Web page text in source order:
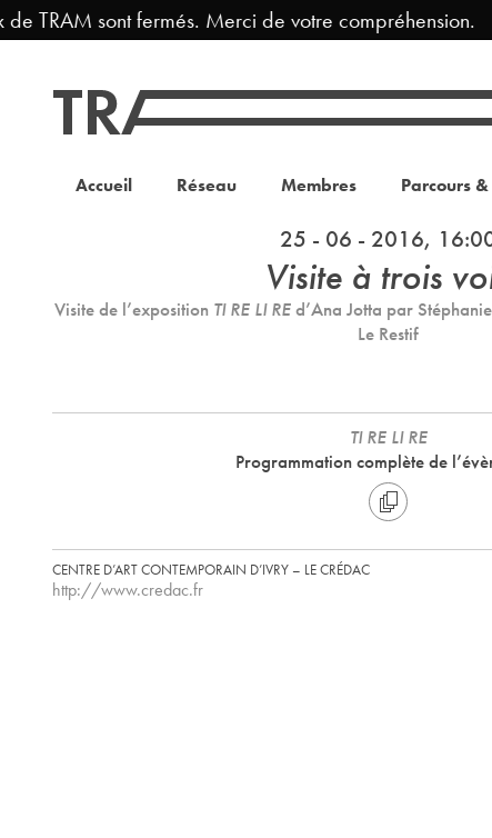
sont fermés. Merci de votre compréhension.
Accueil Réseau Membres Parcours
25 - 06 - 2016,
Visite à trois
Visite de l’exposition TI RE LI REd’Ana Jotta par
Le Restif
TI RE LI RE
Programmation complète de
CENTRE D’ART CONTEMPORAIN D’IVRY – LE CRÉDAC
http://www.credac.fr